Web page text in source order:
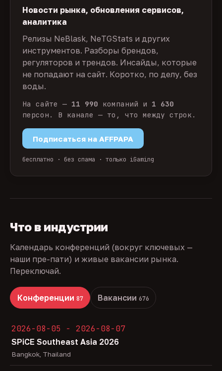
Новости рынка, обновления сервисов,
аналитика
Релизы NeBlask, NeTGStats и других
инструментов. Разборы брендов,
регуляторов и трендов. Инсайды, которые
не попадают на сайт. Коротко, по делу, без
воды.
На сайте — 11 990 компаний и 1 630
персон. В канале — то, что между строк.
Подписаться на AFFPAPA
бесплатно · без спама · только iGaming
Что в индустрии
Календарь конференций (вокруг ключевых —
наши пре-пати) и живые вакансии рынка.
Переключай.
Конференции 87 Вакансии 676
2026-08-05 - 2026-08-07
SPiCE Southeast Asia 2026
Bangkok, Thailand